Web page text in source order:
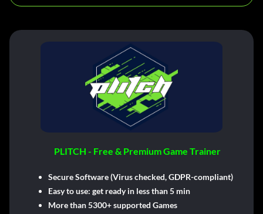
PLITCH - Free & Premium Game Trainer
Secure Software (Virus checked, GDPR-compliant)
Easy to use: get ready in less than 5 min
More than 5300+ supported Games